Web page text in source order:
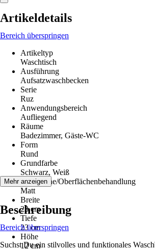
Artikeldetails
Bereich überspringen
Artikeltyp
Waschtisch
Ausführung
Aufsatzwaschbecken
Serie
Ruz
Anwendungsbereich
Aufliegend
Räume
Badezimmer, Gäste-WC
Form
Rund
Grundfarbe
Schwarz, Weiß
Oberfläche/Oberflächenbehandlung
Matt
Breite
23 cm
Tiefe
23 cm
Höhe
12 cm
Mehr anzeigen
Beschreibung
Bereich überspringen
Suchst Du ein stilvolles und funktionales